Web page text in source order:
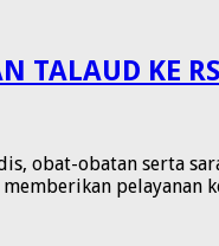
TALAUD KE
obat-obatan serta
pelayanan